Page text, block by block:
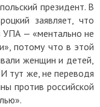
президент. В
заявляет, что
УПА — «ментально не
потому что в этой
женщин и детей,
И тут же, не переводя
против российской